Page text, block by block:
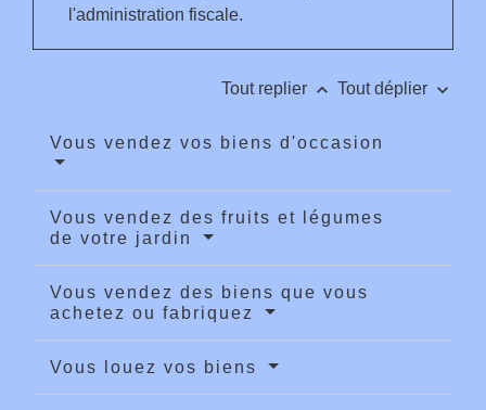
l'administration fiscale.
Tout replier keyboard_arrow_up Tout déplier keyboard_arrow_down
Vous vendez vos biens d'occasion
Vous vendez des fruits et légumes
de votre jardin
Vous vendez des biens que vous
achetez ou fabriquez
Vous louez vos biens